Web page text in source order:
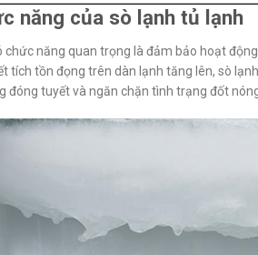
năng của sò lạnh tủ lạnh
chức năng quan trọng là đảm bảo hoạt
tích tồn đọng trên dàn lạnh tăng lên, sò
đóng tuyết và ngăn chặn tình trạng đốt